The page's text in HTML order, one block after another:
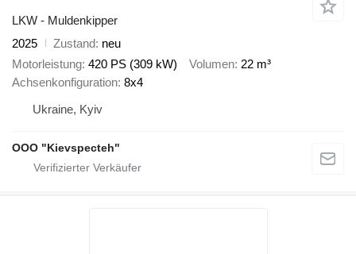
LKW - Muldenkipper
2025
Zustand neu
Motorleistung 420 PS (309 kW) Volumen 22 m³
Achsenkonfiguration 8x4
Ukraine, Kyiv
OOO "Kievspecteh"